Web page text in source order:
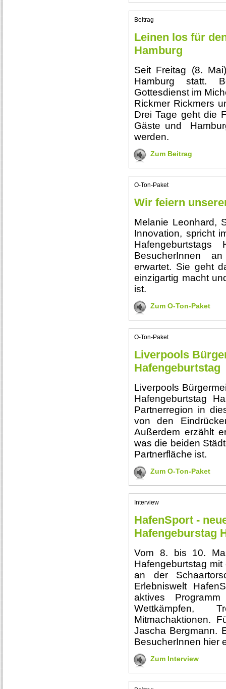
Beitrag
Leinen los für
Hamburg
Seit Freitag (8.
Hamburg statt.
Gottesdienst im
Rickmer Rickmers
Drei Tage geht die
Gäste und
werden.
Zum Beitrag
O-Ton-Paket
Wir feiern
Melanie Leonhard,
Innovation, spricht
BesucherInnen
erwartet. Sie geht
einzigartig macht
ist.
Zum O-Ton-Paket
O-Ton-Paket
Liverpools
Hafengeburtstag
Liverpools
Hafengeburtstag
Partnerregion in
von den
Außerdem erzählt
was die beiden
Partnerfläche ist.
Zum O-Ton-Paket
Interview
HafenSport -
Hafengeburstag
Vom 8. bis 10.
Hafengeburtstag
an der
Erlebniswelt
aktives
Wettkämpfen,
Mitmachaktionen.
Jascha Bergmann.
BesucherInnen hier
Zum Interview